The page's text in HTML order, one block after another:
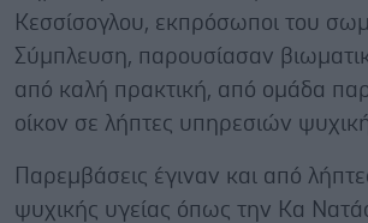
Κεσσίσογλου, εκπρόσωποι του
Σύμπλευση, παρουσίασαν
από καλή πρακτική, από ομάδα
οίκον σε λήπτες υπηρεσιών
Παρεμβάσεις έγιναν και από
ψυχικής υγείας όπως την Κα